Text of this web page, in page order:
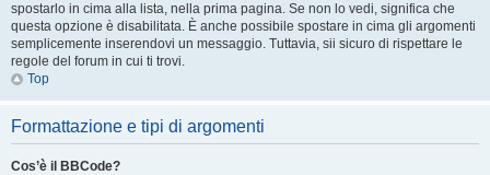
spostarlo in cima alla lista, nella prima pagina. Se non lo vedi, significa che
questa opzione è disabilitata. È anche possibile spostare in cima gli argomenti
semplicemente inserendovi un messaggio. Tuttavia, sii sicuro di rispettare le
regole del forum in cui ti trovi.
Top
Formattazione e tipi di argomenti
Cos’è il BBCode?